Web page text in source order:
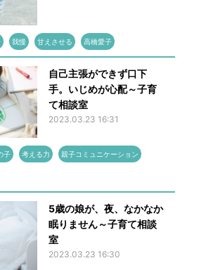
我慢 甘えさせる 高橋愛子
自己主張ができず口下
手。いじめが心配～子育
て相談室
2023.03.23 16:31
子 考える力 親子コミュニケーション
5歳の娘が、夜、なかなか
眠りません～子育て相談
室
2023.03.23 16:30